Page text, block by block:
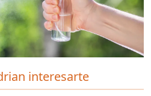
interesarte